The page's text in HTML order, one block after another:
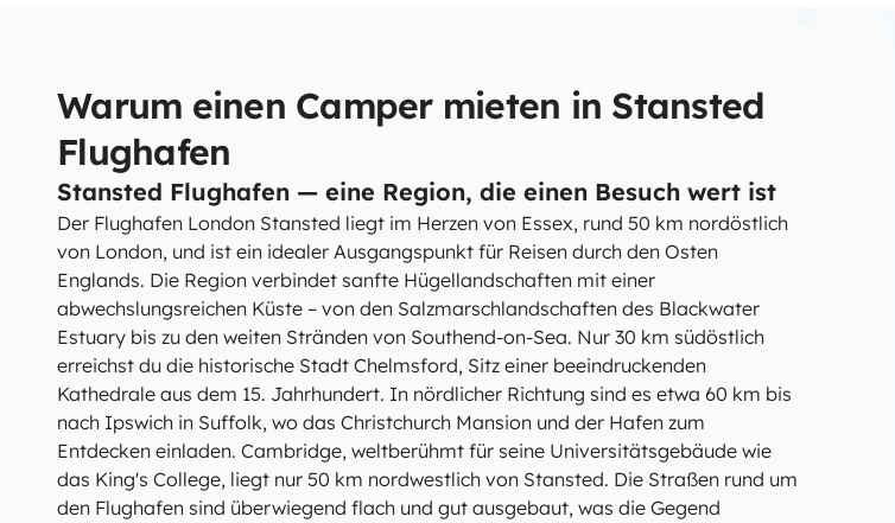
Warum einen Camper mieten in Stansted
Flughafen
Stansted Flughafen — eine Region, die einen Besuch wert ist
Der Flughafen London Stansted liegt im Herzen von Essex, rund 50 km nordöstlich
von London, und ist ein idealer Ausgangspunkt für Reisen durch den Osten
Englands. Die Region verbindet sanfte Hügellandschaften mit einer
abwechslungsreichen Küste – von den Salzmarschlandschaften des Blackwater
Estuary bis zu den weiten Stränden von Southend-on-Sea. Nur 30 km südöstlich
erreichst du die historische Stadt Chelmsford, Sitz einer beeindruckenden
Kathedrale aus dem 15. Jahrhundert. In nördlicher Richtung sind es etwa 60 km bis
nach Ipswich in Suffolk, wo das Christchurch Mansion und der Hafen zum
Entdecken einladen. Cambridge, weltberühmt für seine Universitätsgebäude wie
das King's College, liegt nur 50 km nordwestlich von Stansted. Die Straßen rund um
den Flughafen sind überwiegend flach und gut ausgebaut, was die Gegend